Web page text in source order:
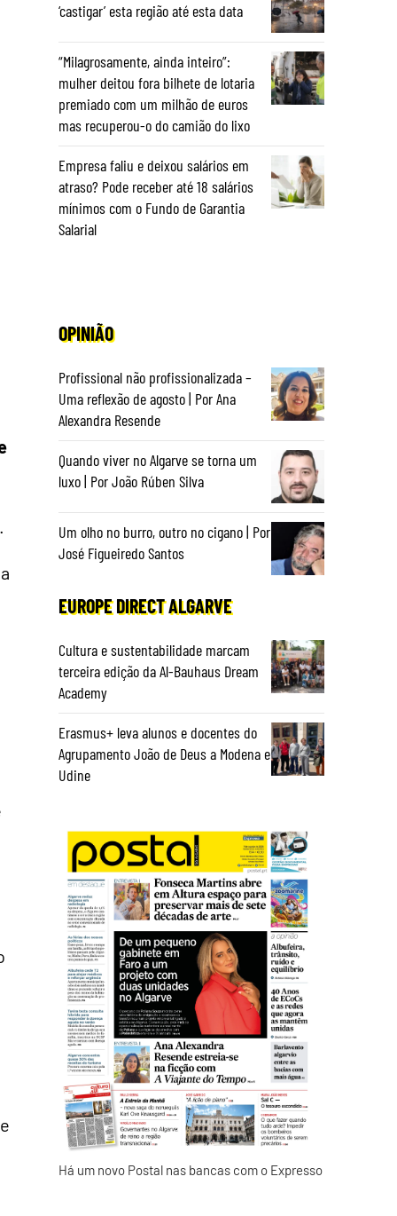
‘castigar’ esta região até esta data
“Milagrosamente, ainda inteiro”:
mulher deitou fora bilhete de lotaria
premiado com um milhão de euros
mas recuperou-o do camião do lixo
Empresa faliu e deixou salários em
atraso? Pode receber até 18 salários
mínimos com o Fundo de Garantia
Salarial
OPINIÃO
Profissional não profissionalizada –
Uma reflexão de agosto | Por Ana
Alexandra Resende
Quando viver no Algarve se torna um
luxo | Por João Rúben Silva
Um olho no burro, outro no cigano | Por
José Figueiredo Santos
EUROPE DIRECT ALGARVE
Cultura e sustentabilidade marcam
terceira edição da Al-Bauhaus Dream
Academy
Erasmus+ leva alunos e docentes do
Agrupamento João de Deus a Modena e
Udine
Há um novo Postal nas bancas com o Expresso